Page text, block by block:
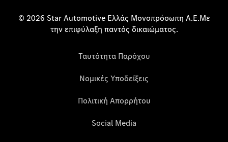
© 2026 Star Automotive Ελλάς Μονοπρόσωπη Α.Ε.Με
την επιφύλαξη παντός δικαιώματος.
Ταυτότητα Παρόχου
Νομικές Υποδείξεις
Πολιτική Απορρήτου
Social Media